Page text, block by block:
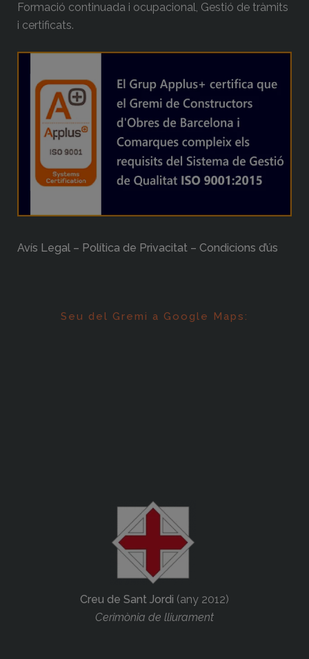
Formació continuada i ocupacional, Gestió de tràmits
i certificats.
Avís Legal – Política de Privacitat – Condicions d’ús
Seu del Gremi a Google Maps:
Creu de Sant Jordi (any 2012)
Cerimònia de lliurament